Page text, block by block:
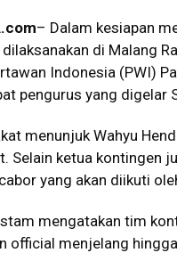
– Dalam kesiapan
di Malang
Indonesia (PWI)
pengurus yang digelar
menunjuk Wahyu
Selain ketua
yang akan diikuti
mengatakan tim
official menjelang